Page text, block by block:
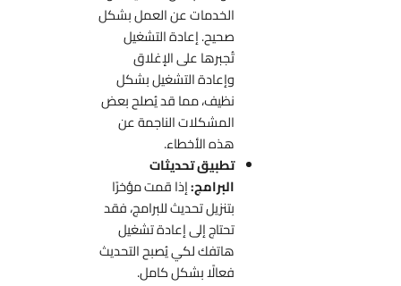
الخدمات عن العمل بشكل
صحيح. إعادة التشغيل
تُجبرها على الإغلاق
وإعادة التشغيل بشكل
نظيف، مما قد يُصلح بعض
المشكلات الناجمة عن
هذه الأخطاء.
تطبيق تحديثات
البرامج:إذا قمت مؤخرًا
بتنزيل تحديث للبرامج، فقد
تحتاج إلى إعادة تشغيل
هاتفك لكي يُصبح التحديث
فعالًا بشكل كامل.